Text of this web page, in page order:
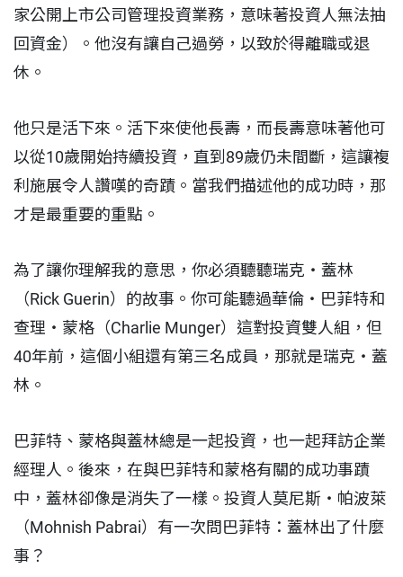
家公開上市公司管理投資業務，意味著投資人無法抽
回資金）。他沒有讓自己過勞，以致於得離職或退
休。
他只是活下來。活下來使他長壽，而長壽意味著他可
以從10歲開始持續投資，直到89歲仍未間斷，這讓複
利施展令人讚嘆的奇蹟。當我們描述他的成功時，那
才是最重要的重點。
為了讓你理解我的意思，你必須聽聽瑞克・蓋林
（Rick Guerin）的故事。你可能聽過華倫・巴菲特和
查理・蒙格（Charlie Munger）這對投資雙人組，但
40年前，這個小組還有第三名成員，那就是瑞克・蓋
林。
巴菲特、蒙格與蓋林總是一起投資，也一起拜訪企業
經理人。後來，在與巴菲特和蒙格有關的成功事蹟
中，蓋林卻像是消失了一樣。投資人莫尼斯・帕波萊
（Mohnish Pabrai）有一次問巴菲特：蓋林出了什麼
事？